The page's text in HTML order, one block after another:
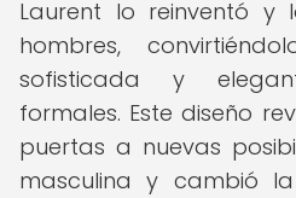
Laurent lo reinventó
hombres,
sofisticada y
formales. Este diseño
puertas a nuevas
masculina y cambió